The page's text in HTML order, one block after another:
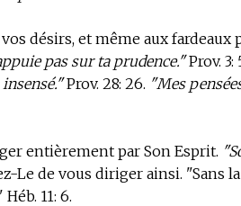
désirs, et même aux fardeaux
pas sur ta prudence." Prov. 3:
Prov. 28: 26. "Mes
entièrement par Son Esprit.
Le de vous diriger ainsi. "Sans
11: 6.